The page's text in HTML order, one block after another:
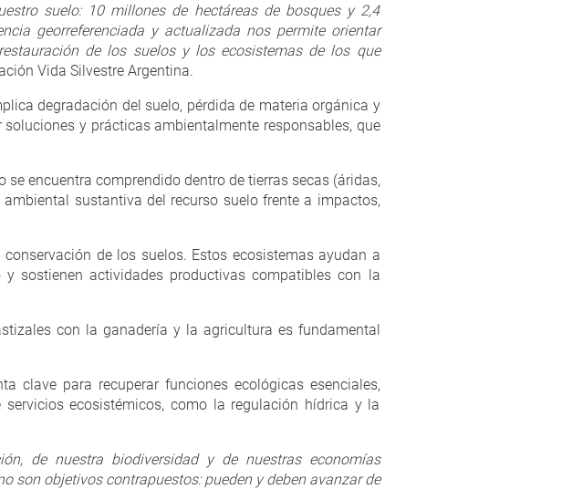
suelo: 10 millones de hectáreas de bosques y 2,4
georreferenciada y actualizada nos permite orientar
de los suelos y los ecosistemas de los que
Vida Silvestre Argentina.
degradación del suelo, pérdida de materia orgánica y
y prácticas ambientalmente responsables, que
encuentra comprendido dentro de tierras secas (áridas,
sustantiva del recurso suelo frente a impactos,
de los suelos. Estos ecosistemas ayudan a
sostienen actividades productivas compatibles con la
con la ganadería y la agricultura es fundamental
clave para recuperar funciones ecológicas esenciales,
ecosistémicos, como la regulación hídrica y la
de nuestra biodiversidad y de nuestras economías
son objetivos contrapuestos: pueden y deben avanzar de